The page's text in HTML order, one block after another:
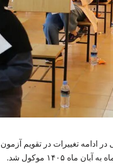
۱۴۰۵ موکول شد.